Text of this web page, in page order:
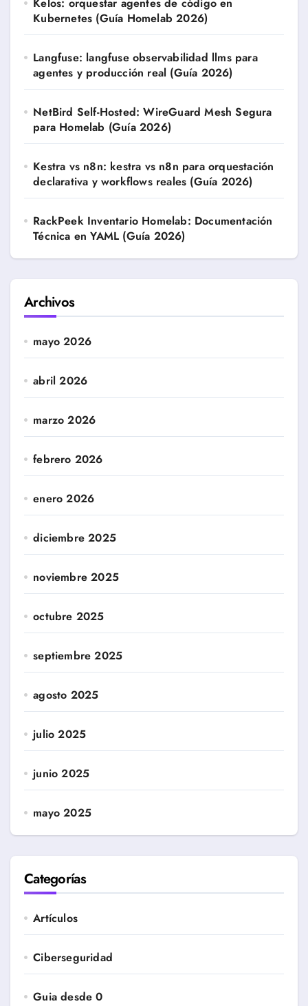
Kelos: orquestar agentes de código en
Kubernetes (Guía Homelab 2026)
Langfuse: langfuse observabilidad llms para
agentes y producción real (Guía 2026)
NetBird Self-Hosted: WireGuard Mesh Segura
para Homelab (Guía 2026)
Kestra vs n8n: kestra vs n8n para orquestación
declarativa y workflows reales (Guía 2026)
RackPeek Inventario Homelab: Documentación
Técnica en YAML (Guía 2026)
Archivos
mayo 2026
abril 2026
marzo 2026
febrero 2026
enero 2026
diciembre 2025
noviembre 2025
octubre 2025
septiembre 2025
agosto 2025
julio 2025
junio 2025
mayo 2025
Categorías
Artículos
Ciberseguridad
Guia desde 0